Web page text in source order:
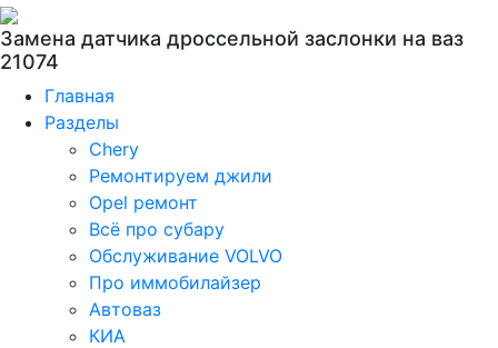
Замена датчика дроссельной заслонки на ваз
21074
Главная
Разделы
Chery
Ремонтируем джили
Opel ремонт
Всё про субару
Обслуживание VOLVO
Про иммобилайзер
Автоваз
КИА